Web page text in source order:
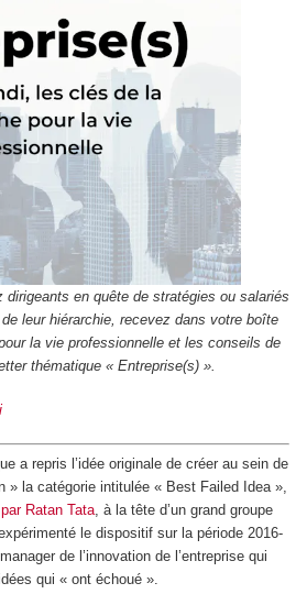
en quête de stratégies ou salariés
leur hiérarchie, recevez dans votre boîte
la vie professionnelle et les conseils de
thématique « Entreprise(s) ».
a repris l’idée originale de créer au sein de
» la catégorie intitulée « Best Failed Idea »,
Ratan Tata, à la tête d’un grand groupe
le dispositif sur la période 2016-
de l’innovation de l’entreprise qui
qui « ont échoué ».